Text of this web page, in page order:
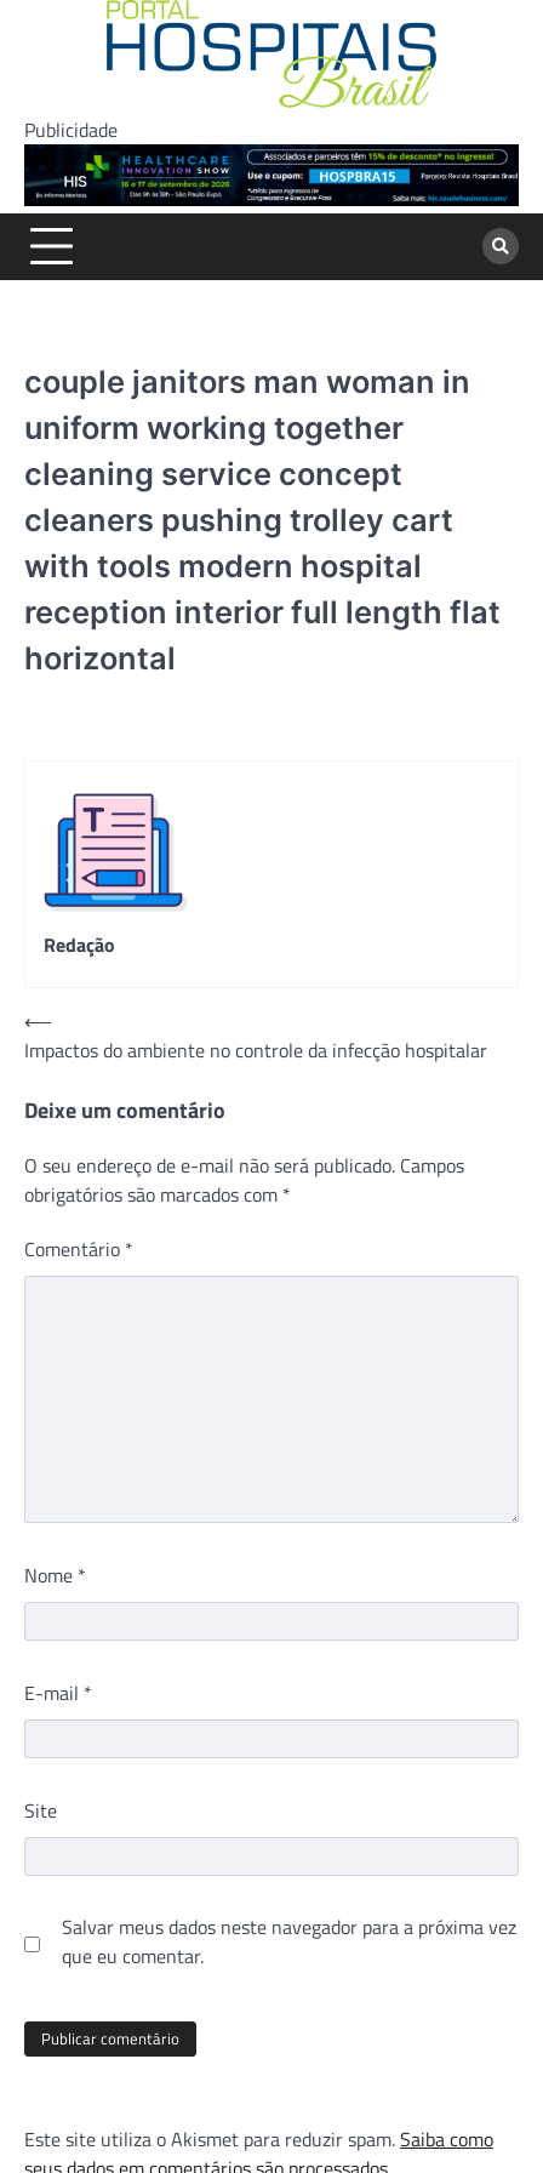
Publicidade
couple janitors man woman in
uniform working together
cleaning service concept
cleaners pushing trolley cart
with tools modern hospital
reception interior full length flat
horizontal
Redação
Navegação
de
Post
⟵
Impactos do ambiente no controle da infecção hospitalar
Deixe um comentário
O seu endereço de e-mail não será publicado. Campos
obrigatórios são marcados com *
Comentário *
Nome *
E-mail *
Site
Salvar meus dados neste navegador para a próxima vez
que eu comentar.
Este site utiliza o Akismet para reduzir spam.Saiba como